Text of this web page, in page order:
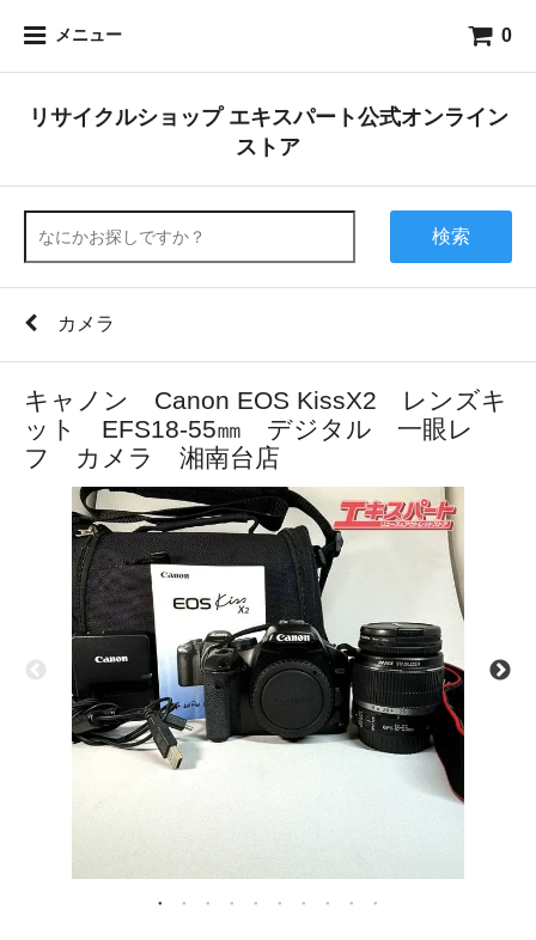
メニュー 0
リサイクルショップ エキスパート公式オンライン
ストア
検索
カメラ
キャノン Canon EOS KissX2 レンズキ
ット EFS18-55㎜ デジタル 一眼レ
フ カメラ 湘南台店